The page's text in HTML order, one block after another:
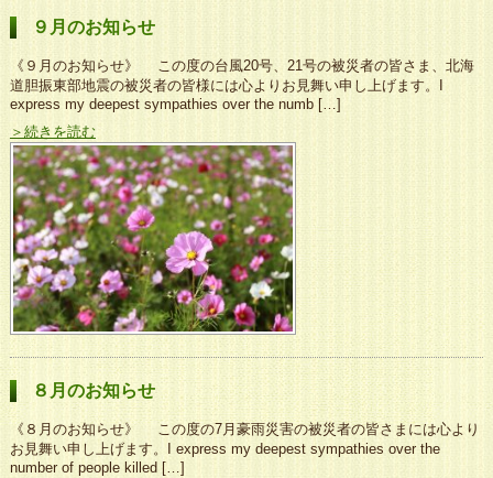
９月のお知らせ
《９月のお知らせ》 この度の台風20号、21号の被災者の皆さま、北海
道胆振東部地震の被災者の皆様には心よりお見舞い申し上げます。I
express my deepest sympathies over the numb […]
＞続きを読む
８月のお知らせ
《８月のお知らせ》 この度の7月豪雨災害の被災者の皆さまには心より
お見舞い申し上げます。I express my deepest sympathies over the
number of people killed […]